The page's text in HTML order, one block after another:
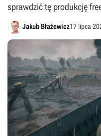
sprawdzić tę produkcję
Jakub Błażewicz17 lipca